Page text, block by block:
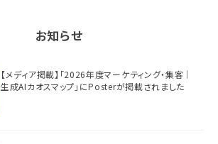
お知らせ
【メディア掲載】「2026年度マーケティング・集客｜
生成AIカオスマップ」にPosterが掲載されました